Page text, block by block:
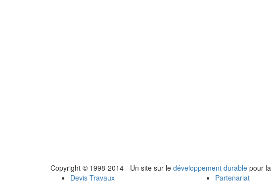
Copyright © 1998-2014 - Un site sur le développement durable pour la
Devis Travaux
Partenariat